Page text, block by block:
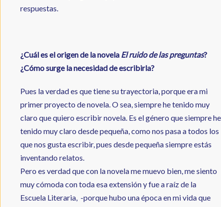
respuestas.
¿Cuál es el origen de la novela El ruido de las preguntas?
¿Cómo surge la necesidad de escribirla?
Pues la verdad es que tiene su trayectoria, porque era mi
primer proyecto de novela. O sea, siempre he tenido muy
claro que quiero escribir novela. Es el género que siempre he
tenido muy claro desde pequeña, como nos pasa a todos los
que nos gusta escribir, pues desde pequeña siempre estás
inventando relatos.
Pero es verdad que con la novela me muevo bien, me siento
muy cómoda con toda esa extensión y fue a raíz de la
Escuela Literaria, -porque hubo una época en mi vida que